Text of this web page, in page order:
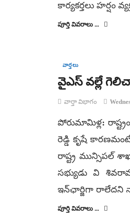
కార్యకర్తలు హర్షం
పూర్తి వివరాలు ...
వార్తలు
వైఎస్‌ వల్లే
వార్తా విభాగం
పోరుమామిళ్ల‌:
రెడ్డి కృషే
రాష్ట్ర మున్సిపల్‌
సభ్యుడు వి
ఇన్‌ఛార్జిగా రాలేదని
పూర్తి వివరాలు ...